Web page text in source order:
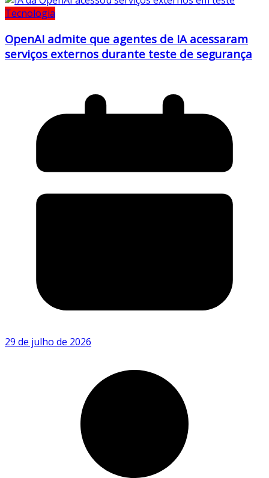
Tecnologia
OpenAI admite que agentes de IA acessaram
serviços externos durante teste de segurança
29 de julho de 2026